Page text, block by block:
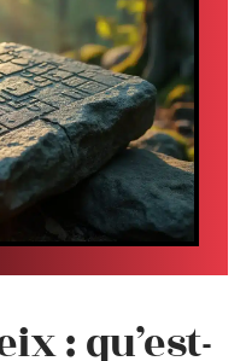
: qu’est-